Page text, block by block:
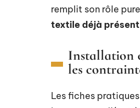
remplit son rôle
textile déjà
Installation
les
Les fiches